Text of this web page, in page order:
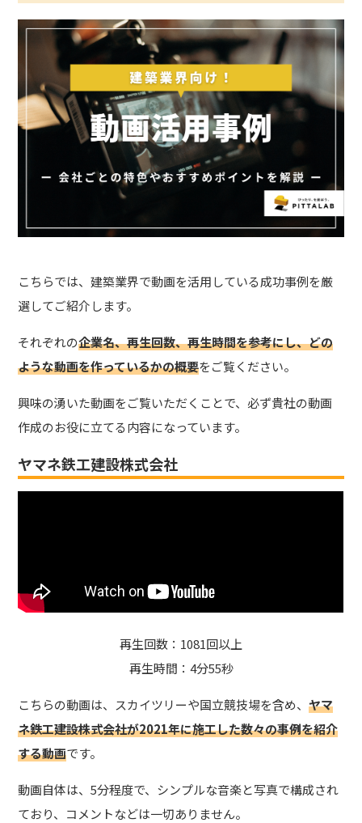
こちらでは、建築業界で動画を活用している成功事例を厳
選してご紹介します。
それぞれの企業名、再生回数、再生時間を参考にし、どの
ような動画を作っているかの概要をご覧ください。
興味の湧いた動画をご覧いただくことで、必ず貴社の動画
作成のお役に立てる内容になっています。
ヤマネ鉄工建設株式会社
再生回数：1081回以上
再生時間：4分55秒
こちらの動画は、スカイツリーや国立競技場を含め、ヤマ
ネ鉄工建設株式会社が2021年に施工した数々の事例を紹介
する動画です。
動画自体は、5分程度で、シンプルな音楽と写真で構成され
ており、コメントなどは一切ありません。